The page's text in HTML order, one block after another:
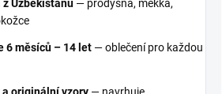
Uzbekistánu — prodyšná, měkká,
6 měsíců – 14 let — oblečení pro každou
originální vzory — navrhuje